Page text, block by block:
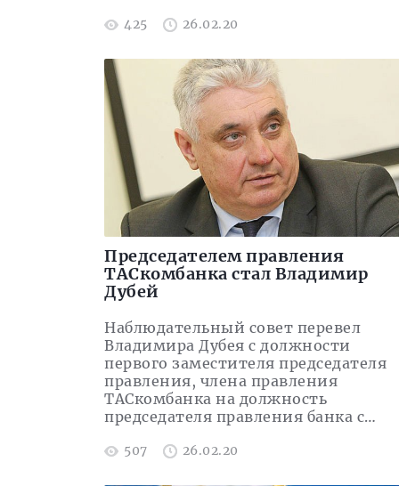
425 26.02.20
Председателем правления
ТАСкомбанка стал Владимир
Дубей
Наблюдательный совет перевел
Владимира Дубея с должности
первого заместителя председателя
правления, члена правления
ТАСкомбанка на должность
председателя правления банка с…
507 26.02.20